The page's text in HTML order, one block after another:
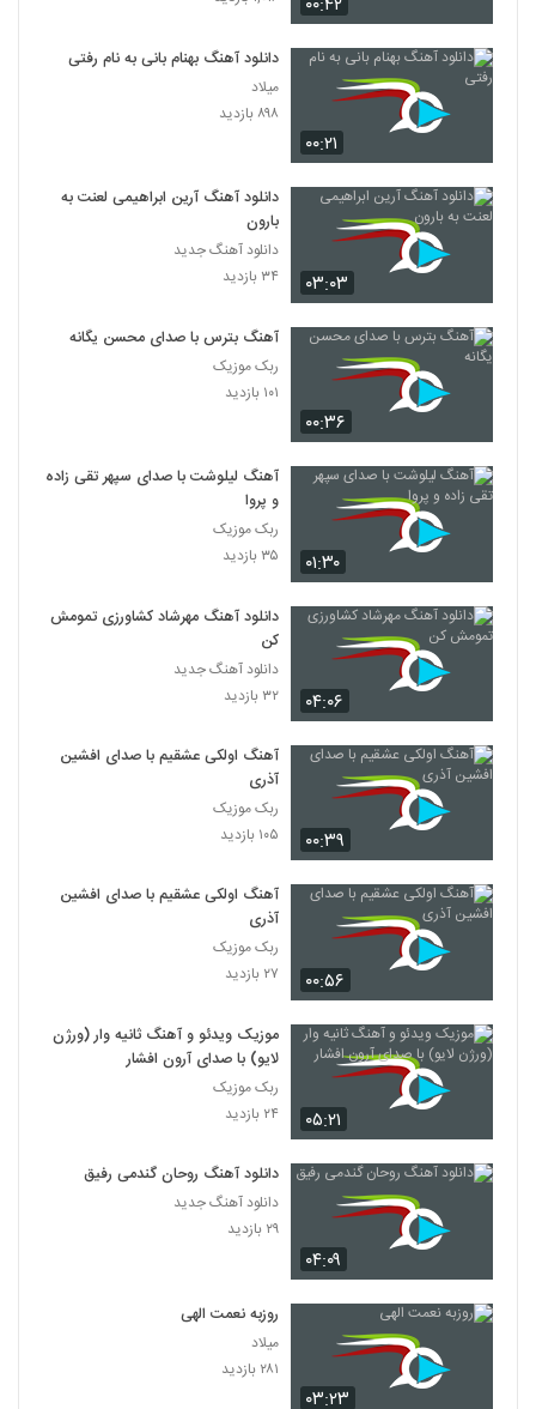
۰۰:۲۱
دانلود آهنگ بهنام بانی به نام رفتی
میلاد
۸۹۸ بازدید
۰۳:۰۳
دانلود آهنگ آرین ابراهیمی لعنت به
بارون
دانلود آهنگ جدید
۳۴ بازدید
۰۰:۳۶
آهنگ بترس با صدای محسن یگانه
ربک موزیک
۱۰۱ بازدید
۰۱:۳۰
آهنگ لیلوشت با صدای سپهر تقی زاده
و پروا
ربک موزیک
۳۵ بازدید
۰۴:۰۶
دانلود آهنگ مهرشاد کشاورزی تمومش
کن
دانلود آهنگ جدید
۳۲ بازدید
۰۰:۳۹
آهنگ اولکی عشقیم با صدای افشین
آذری
ربک موزیک
۱۰۵ بازدید
۰۰:۵۶
آهنگ اولکی عشقیم با صدای افشین
آذری
ربک موزیک
۲۷ بازدید
۰۵:۲۱
موزیک ویدئو و آهنگ ثانیه وار (ورژن
لایو) با صدای آرون افشار
ربک موزیک
۲۴ بازدید
۰۴:۰۹
دانلود آهنگ روحان گندمی رفیق
دانلود آهنگ جدید
۲۹ بازدید
۰۳:۲۳
روزبه نعمت الهی
میلاد
۲۸۱ بازدید